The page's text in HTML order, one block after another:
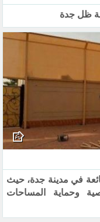
ظل جدة
في مدينة جدة، حيث
وحماية المساحات